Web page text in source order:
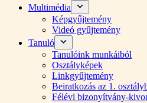
Multimédia
Képgyűjtemény
Videó gyűjtemény
Tanuló
Tanulóink munkáiból
Osztályképek
Linkgyűjtemény
Beiratkozás az 1.
Félévi bizonyítvány-